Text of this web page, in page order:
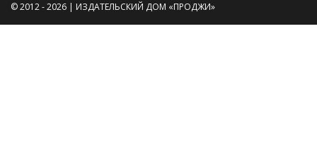
© 2012 - 2026 | ИЗДАТЕЛЬСКИЙ ДОМ «ПРОДЖИ»